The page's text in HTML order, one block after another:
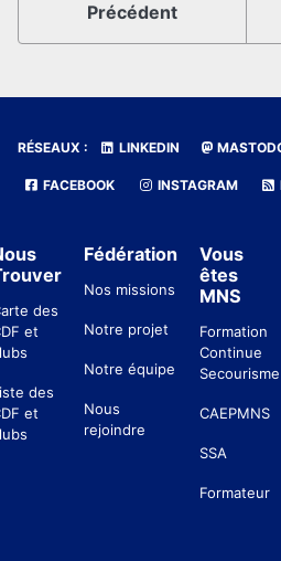
Précédent
RÉSEAUX : LINKEDIN
FACEBOOK INSTAGRAM
des
et
des
et
Fédération
Nos missions
Notre projet
Notre équipe
Nous
rejoindre
Vous
êtes
MNS
Formation
Continue
Secourisme
CAEPMNS
SSA
Formateur